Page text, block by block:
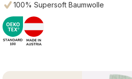
100% Supersoft Baumwolle